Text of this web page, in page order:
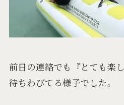
前日の連絡でも『とても楽
待ちわびてる様子でした。